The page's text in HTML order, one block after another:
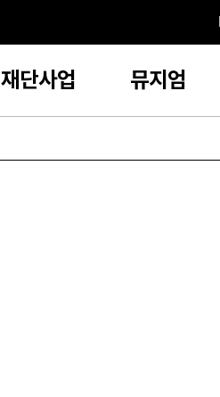
재단사업 뮤지엄